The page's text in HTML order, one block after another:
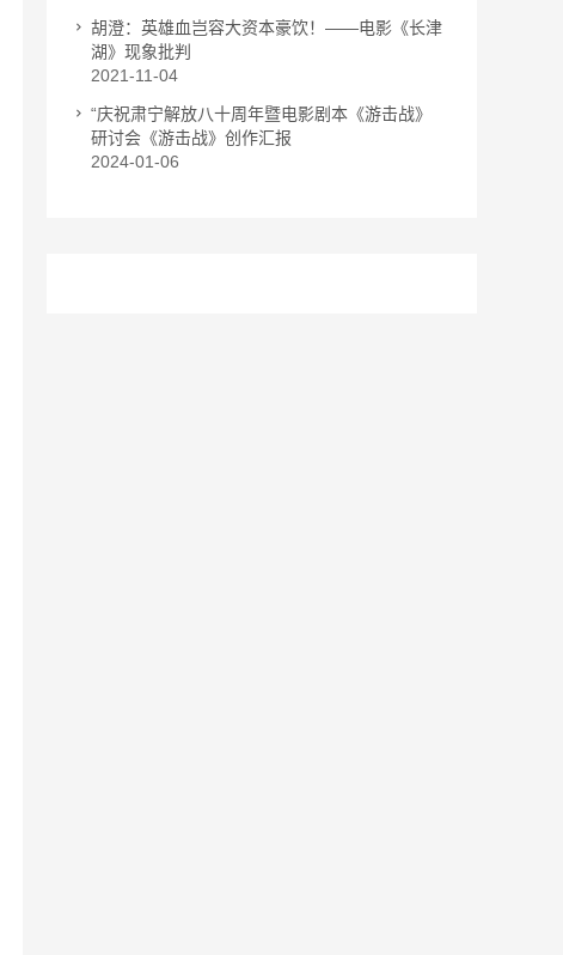
胡澄：英雄血岂容大资本豪饮！——电影《长津
湖》现象批判
2021-11-04
“庆祝肃宁解放八十周年暨电影剧本《游击战》
研讨会《游击战》创作汇报
2024-01-06